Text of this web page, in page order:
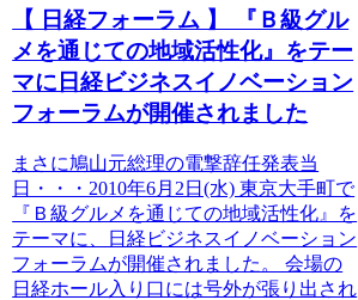
【 日経フォーラム 】 『Ｂ級グル
メを通じての地域活性化』をテー
マに日経ビジネスイノベーション
フォーラムが開催されました
まさに鳩山元総理の電撃辞任発表当
日・・・2010年6月2日(水) 東京大手町で
『Ｂ級グルメを通じての地域活性化』を
テーマに、日経ビジネスイノベーション
フォーラムが開催されました。 会場の
日経ホール入り口には号外が張り出され